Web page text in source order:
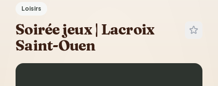
Loisirs
Soirée jeux | Lacroix
Saint-Ouen